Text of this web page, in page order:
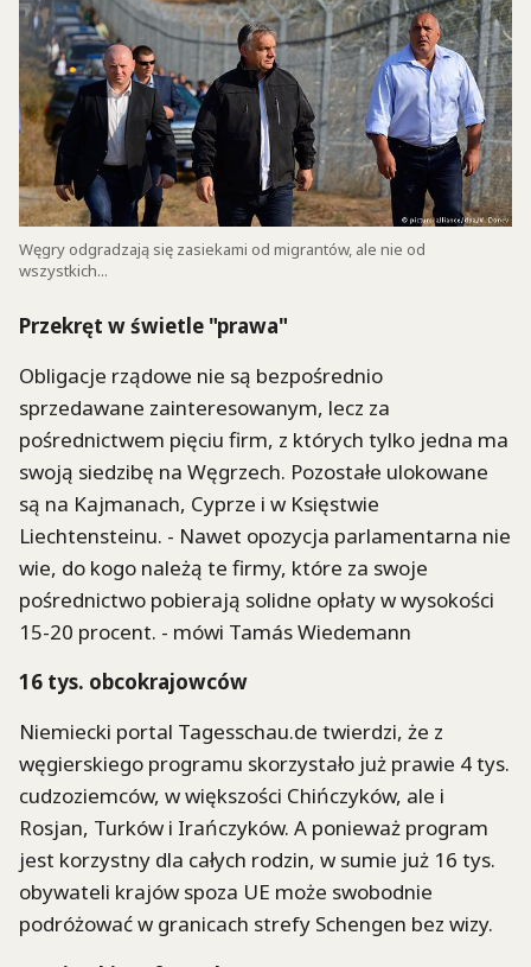
Węgry odgradzają się zasiekami od migrantów, ale nie od
wszystkich...
Przekręt w świetle "prawa"
Obligacje rządowe nie są bezpośrednio
sprzedawane zainteresowanym, lecz za
pośrednictwem pięciu firm, z których tylko jedna ma
swoją siedzibę na Węgrzech. Pozostałe ulokowane
są na Kajmanach, Cyprze i w Księstwie
Liechtensteinu. - Nawet opozycja parlamentarna nie
wie, do kogo należą te firmy, które za swoje
pośrednictwo pobierają solidne opłaty w wysokości
15-20 procent. - mówi Tamás Wiedemann
16 tys. obcokrajowców
Niemiecki portal Tagesschau.de twierdzi, że z
węgierskiego programu skorzystało już prawie 4 tys.
cudzoziemców, w większości Chińczyków, ale i
Rosjan, Turków i Irańczyków. A ponieważ program
jest korzystny dla całych rodzin, w sumie już 16 tys.
obywateli krajów spoza UE może swobodnie
podróżować w granicach strefy Schengen bez wizy.